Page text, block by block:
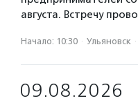
августа. Встречу
Начало: 10:30 · Ульяновск ·
09.08.2026